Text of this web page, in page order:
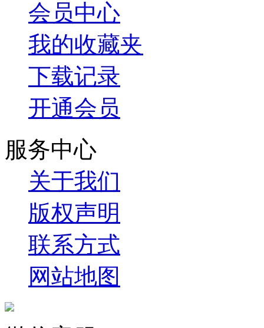
会员中心
我的收藏夹
下载记录
开通会员
服务中心
关于我们
版权声明
联系方式
网站地图